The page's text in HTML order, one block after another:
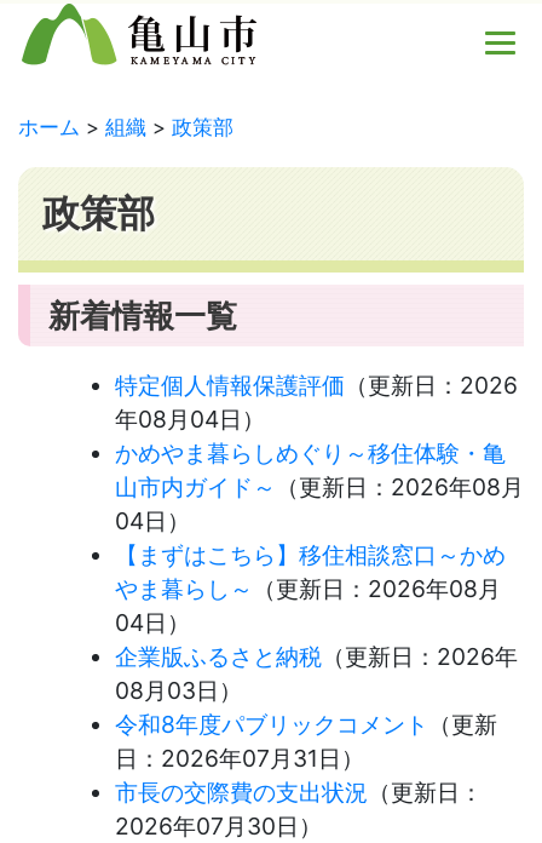
ホーム 組織 政策部
政策部
新着情報一覧
特定個人情報保護評価 （更新日： 2026
年08月04日 ）
かめやま暮らしめぐり～移住体験・亀
山市内ガイド～
（更新日： 2026年08月
04日 ）
【まずはこちら】移住相談窓口～かめ
やま暮らし～
（更新日： 2026年08月
04日 ）
企業版ふるさと納税 （更新日： 2026年
08月03日 ）
令和8年度パブリックコメント
（更新
日： 2026年07月31日 ）
市長の交際費の支出状況 （更新日：
2026年07月30日 ）